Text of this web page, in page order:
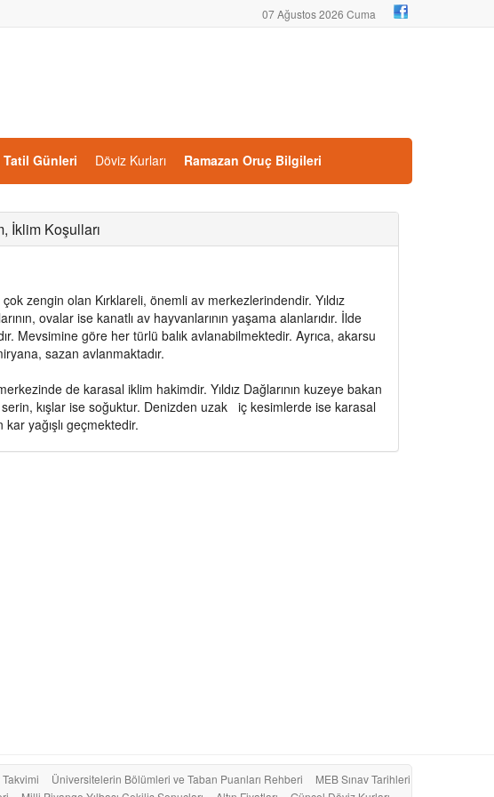
07 Ağustos 2026 Cuma
Tatil Günleri Döviz Kurları Ramazan Oruç Bilgileri
İklim Koşulları
zengin olan Kırklareli, önemli av merkezlerindendir. Yıldız
ovalar ise kanatlı av hayvanlarının yaşama alanlarıdır. İlde
Mevsimine göre her türlü balık avlanabilmektedir. Ayrıca, akarsu
sazan avlanmaktadır.
de karasal iklim hakimdir. Yıldız Dağlarının kuzeye bakan
kışlar ise soğuktur. Denizden uzak iç kesimlerde ise karasal
yağışlı geçmektedir.
Takvimi Üniversitelerin Bölümleri ve Taban Puanları Rehberi
MEB Sınav Tarihleri